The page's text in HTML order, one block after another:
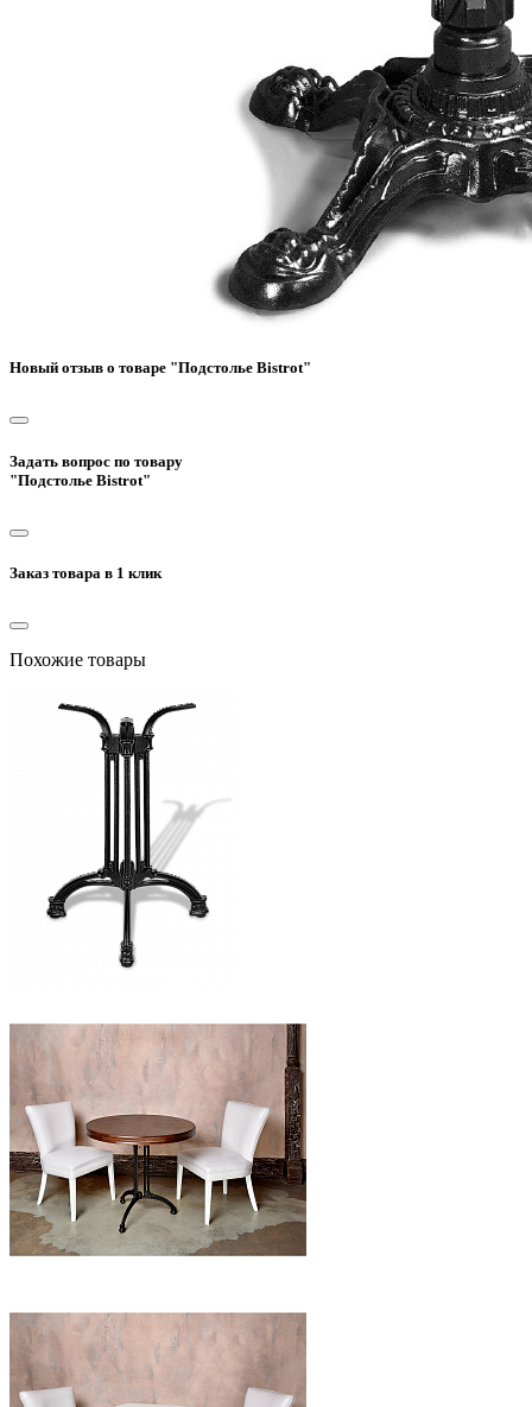
Новый отзыв о товаре "Подстолье Bistrot"
Задать вопрос по товару
"Подстолье Bistrot"
Заказ товара в 1 клик
Похожие товары